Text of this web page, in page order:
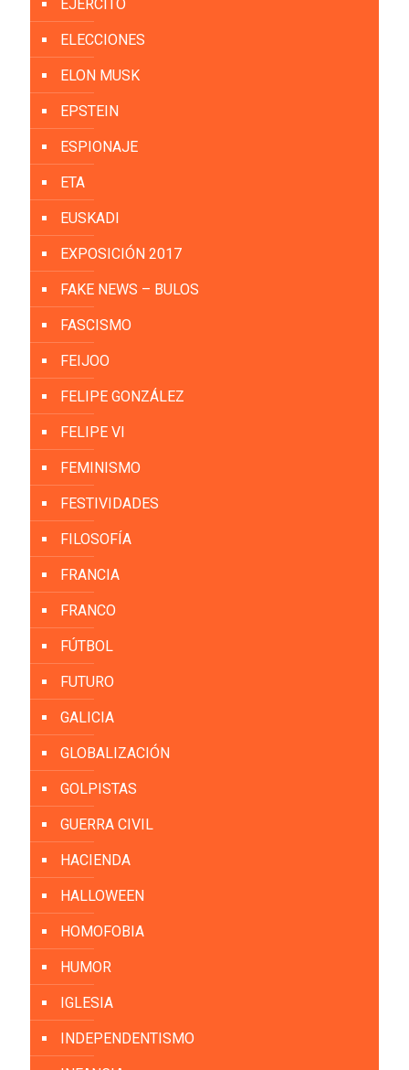
EJÉRCITO
ELECCIONES
ELON MUSK
EPSTEIN
ESPIONAJE
ETA
EUSKADI
EXPOSICIÓN 2017
FAKE NEWS – BULOS
FASCISMO
FEIJOO
FELIPE GONZÁLEZ
FELIPE VI
FEMINISMO
FESTIVIDADES
FILOSOFÍA
FRANCIA
FRANCO
FÚTBOL
FUTURO
GALICIA
GLOBALIZACIÓN
GOLPISTAS
GUERRA CIVIL
HACIENDA
HALLOWEEN
HOMOFOBIA
HUMOR
IGLESIA
INDEPENDENTISMO